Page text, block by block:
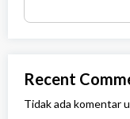
Recent
Tidak ada komentar